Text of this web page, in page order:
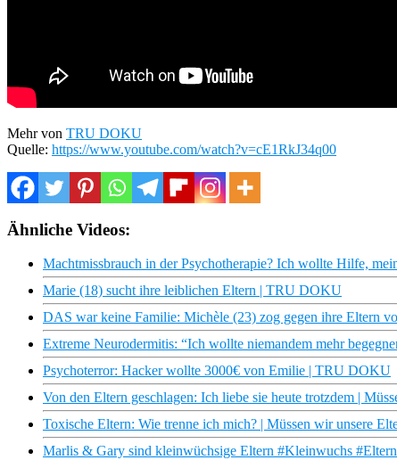
Mehr von TRU DOKU
Quelle: https://www.youtube.com/watch?v=cE1RkJ34q00
Ähnliche Videos:
Machtmissbrauch in der Psychotherapie? Ich wollte Hilfe,
Marie (18) sucht ihre leiblichen Eltern | TRU DOKU
DAS war keine Familie: Michèle (23) zog gegen ihre Eltern
Extreme Neurodermitis: “Ich wollte niemandem mehr
Psychoterror: Hacker wollte 3000€ von Emilie | TRU DOKU
Von den Eltern geschlagen: Ich liebe sie heute trotzdem |
Toxische Eltern: Wie trenne ich mich? | Müssen wir unsere
Marlis & Gary sind kleinwüchsige Eltern #Kleinwuchs